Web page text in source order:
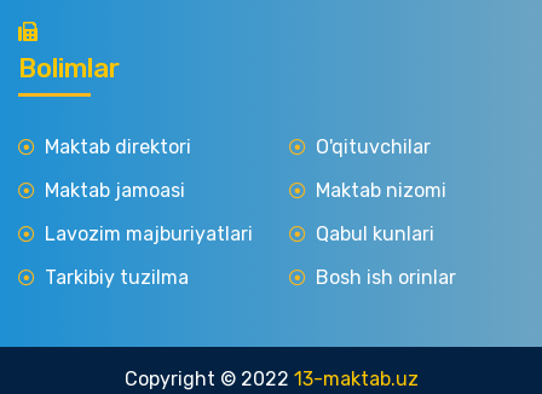
Bolimlar
Maktab direktori
Maktab jamoasi
Lavozim majburiyatlari
Tarkibiy tuzilma
O'qituvchilar
Maktab nizomi
Qabul kunlari
Bosh ish orinlar
Copyright © 2022 13-maktab.uz